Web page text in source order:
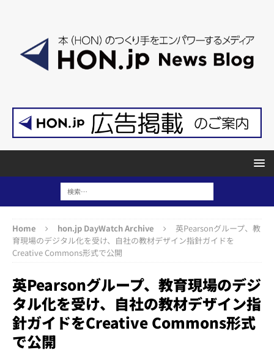
Home hon.jp DayWatch Archive
英Pearsonグループ、教
育現場のデジタル化を受け、自社の教材デザイン指針ガイドを
Creative Commons形式で公開
英Pearsonグループ、教育現場のデジ
タル化を受け、自社の教材デザイン指
針ガイドをCreative Commons形式
で公開